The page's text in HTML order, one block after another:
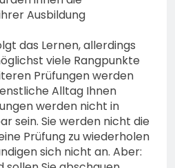
Ausbildung
das Lernen, allerdings
viele Rangpunkte
Prüfungen werden
Alltag Ihnen
werden nicht in
sein. Sie werden nicht die
Prüfung zu wiederholen
sich nicht an. Aber: